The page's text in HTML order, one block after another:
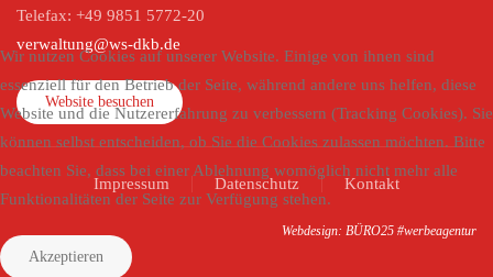
Telefax: +49 9851 5772-20
verwaltung@ws-dkb.de
Website besuchen
Impressum Datenschutz Kontakt
Webdesign: BÜRO25 #werbeagentur
Wir nutzen Cookies auf unserer Website. Einige von ihnen sind
essenziell für den Betrieb der Seite, während andere uns helfen, diese
Website und die Nutzererfahrung zu verbessern (Tracking Cookies). Sie
können selbst entscheiden, ob Sie die Cookies zulassen möchten. Bitte
beachten Sie, dass bei einer Ablehnung womöglich nicht mehr alle
Funktionalitäten der Seite zur Verfügung stehen.
Akzeptieren